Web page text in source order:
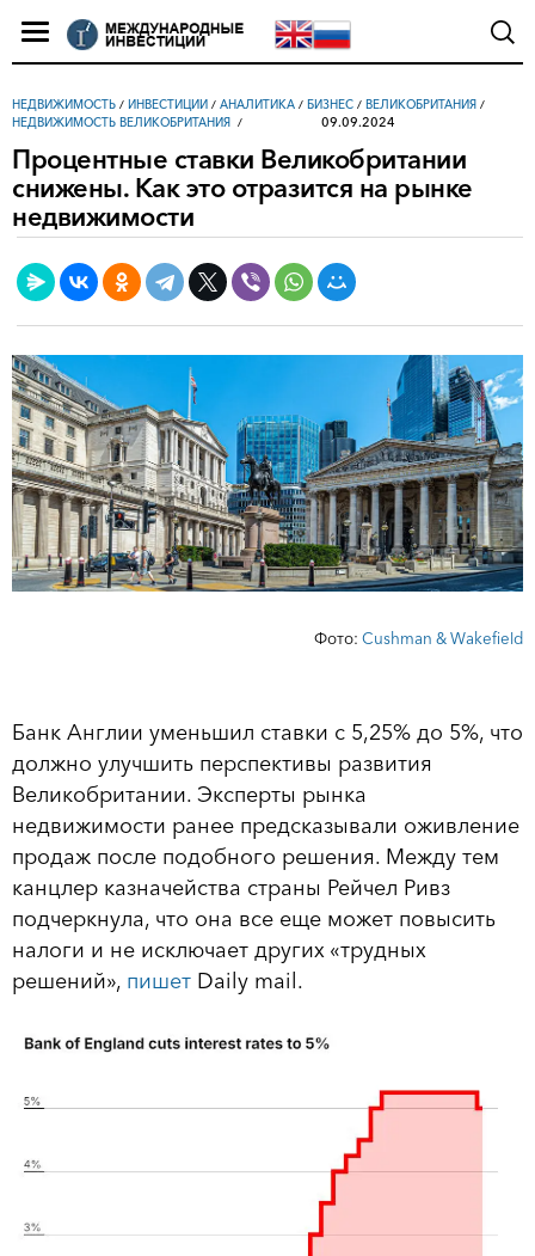
НЕДВИЖИМОСТЬ / ИНВЕСТИЦИИ / АНАЛИТИКА / БИЗНЕС / ВЕЛИКОБРИТАНИЯ /
НЕДВИЖИМОСТЬ ВЕЛИКОБРИТАНИЯ
09.09.2024
Процентные ставки Великобритании
снижены. Как это отразится на рынке
недвижимости
Фото: Cushman & Wakefield
Банк Англии уменьшил ставки с 5,25% до 5%, что
должно улучшить перспективы развития
Великобритании. Эксперты рынка
недвижимости ранее предсказывали оживление
продаж после подобного решения. Между тем
канцлер казначейства страны Рейчел Ривз
подчеркнула, что она все еще может повысить
налоги и не исключает других «трудных
решений», пишет Daily mail.